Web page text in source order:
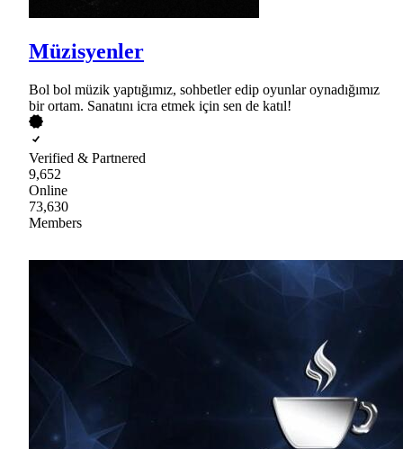
Müzisyenler
Bol bol müzik yaptığımız, sohbetler edip oyunlar oynadığımız
bir ortam. Sanatını icra etmek için sen de katıl!
Verified & Partnered
9,652
Online
73,630
Members